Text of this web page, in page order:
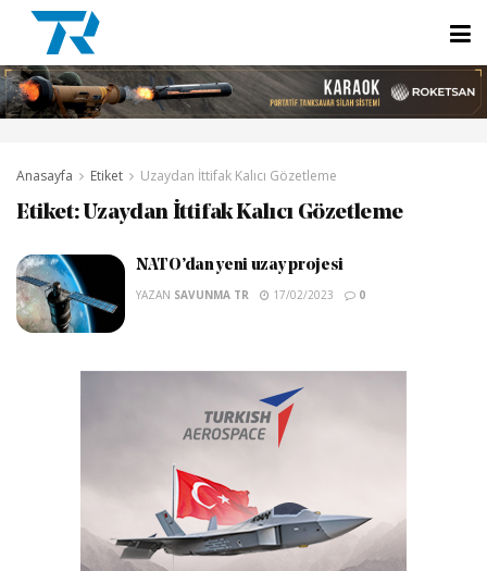
Anasayfa Etiket Uzaydan İttifak Kalıcı Gözetleme
Etiket: Uzaydan İttifak Kalıcı Gözetleme
NATO’dan yeni uzay projesi
YAZAN SAVUNMA TR 17/02/2023 0